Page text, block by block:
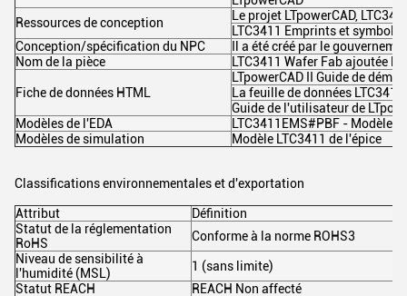
Ressources de conception
Le projet LTpowerCAD,
LTC3411 Emprints et symboles
Conception/spécification du NPC
Il a été créé par le
Nom de la pièce
LTC3411 Wafer Fab ajoutée le
Fiche de données HTML
LTpowerCAD II Guide de
La feuille de données LTC3411
Guide de l'utilisateur de
Modèles de l'EDA
LTC3411EMS#PBF - Modèles
Modèles de simulation
Modèle LTC3411 de l'épice
Classifications environnementales et d'exportation
Attribut
Définition
Statut de la réglementation
RoHS
Conforme à la norme ROHS3
Niveau de sensibilité à
l'humidité (MSL)
1 (sans limite)
Statut REACH
REACH Non affecté